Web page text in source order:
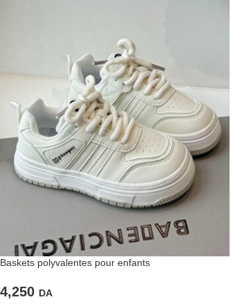
Baskets polyvalentes pour enfants
4,250 DA